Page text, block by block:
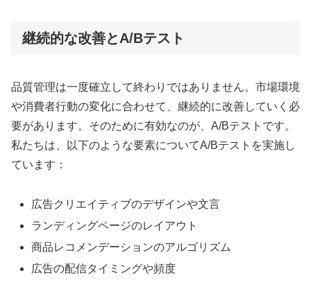
継続的な改善とA/Bテスト
品質管理は一度確立して終わりではありません。市場環境
や消費者行動の変化に合わせて、継続的に改善していく必
要があります。そのために有効なのが、A/Bテストです。
私たちは、以下のような要素についてA/Bテストを実施し
ています：
広告クリエイティブのデザインや文言
ランディングページのレイアウト
商品レコメンデーションのアルゴリズム
広告の配信タイミングや頻度